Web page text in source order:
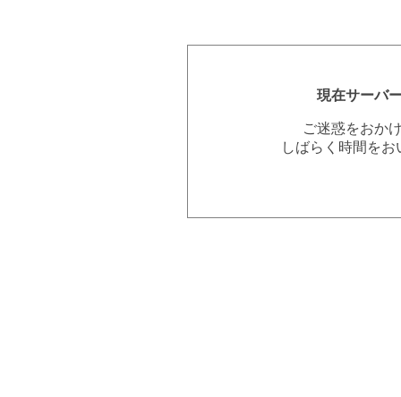
現在サーバ
ご迷惑をおか
しばらく時間を